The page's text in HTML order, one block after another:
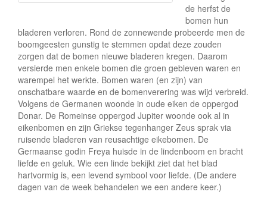
de herfst de
bomen hun
bladeren verloren. Rond de zonnewende probeerde men de
boomgeesten gunstig te stemmen opdat deze zouden
zorgen dat de bomen nieuwe bladeren kregen. Daarom
versierde men enkele bomen die groen gebleven waren en
warempel het werkte. Bomen waren (en zijn) van
onschatbare waarde en de bomenverering was wijd verbreid.
Volgens de Germanen woonde in oude eiken de oppergod
Donar. De Romeinse oppergod Jupiter woonde ook al in
eikenbomen en zijn Griekse tegenhanger Zeus sprak via
ruisende bladeren van reusachtige eikebomen. De
Germaanse godin Freya huisde in de lindenboom en bracht
liefde en geluk. Wie een linde bekijkt ziet dat het blad
hartvormig is, een levend symbool voor liefde. (De andere
dagen van de week behandelen we een andere keer.)